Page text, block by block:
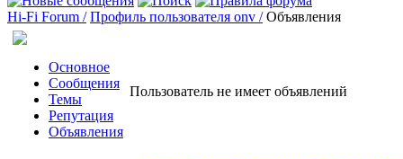
Hi-Fi Forum / Профиль пользователя onv / Объявления
Основное
Сообщения
Темы
Репутация
Объявления
Пользователь не имеет объявлений